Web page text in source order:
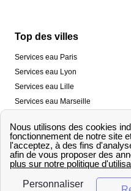
Top des villes
Services eau Paris
Services eau Lyon
Services eau Lille
Services eau Marseille
Services eau Toulon
Nos outils
🛁 Simulateur consommation eau